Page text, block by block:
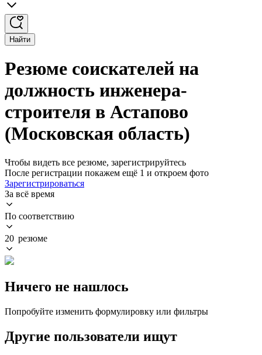
Найти
Резюме соискателей на
должность инженера-
строителя в Астапово
(Московская область)
Чтобы видеть все резюме, зарегистрируйтесь
После регистрации покажем ещё 1 и откроем фото
Зарегистрироваться
За всё время
По соответствию
20 резюме
Ничего не нашлось
Попробуйте изменить формулировку или фильтры
Другие пользователи ищут